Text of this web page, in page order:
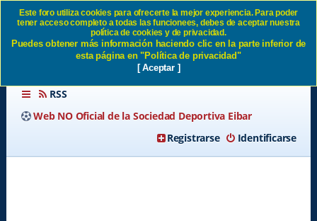
¡QUE GUAPA ESTA LA WEB !
SD Eibar
RSS
Web NO Oficial de la Sociedad Deportiva Eibar
Identificarse
Registrarse
Este foro utiliza cookies para ofrecerte la mejor experiencia. Para poder
tener acceso completo a todas las funcionees, debes de aceptar nuestra
política de cookies y de privacidad.
Puedes obtener más información haciendo clic en la parte inferior de
esta página en "Política de privacidad"
[ Aceptar ]